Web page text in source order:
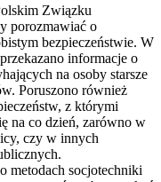
Związku
porozmawiać o
bezpieczeństwie. W
informacje o
na osoby starsze
Poruszono również
z którymi
na co dzień, zarówno w
czy w innych
metodach socjotechniki